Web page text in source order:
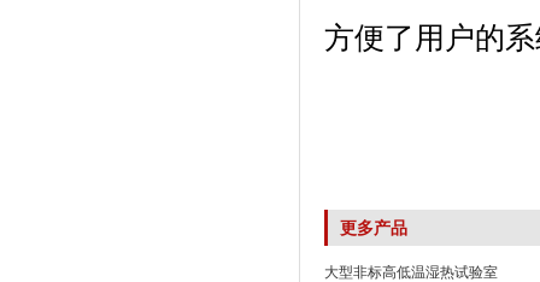
方便了用户的系
更多产品
大型非标高低温湿热试验室